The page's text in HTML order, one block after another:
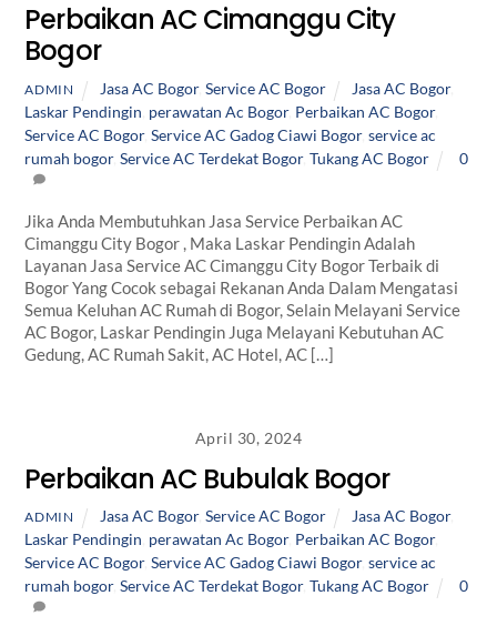
Perbaikan AC Cimanggu City
Bogor
ADMIN Jasa AC Bogor, Service AC Bogor Jasa AC Bogor,
Laskar Pendingin perawatan Ac Bogor, Perbaikan AC Bogor,
Service AC Bogor,Service AC Gadog Ciawi Bogor,service ac
rumah bogor,Service AC Terdekat Bogor,Tukang AC Bogor 0
Jika Anda Membutuhkan Jasa Service Perbaikan AC
Cimanggu City Bogor , Maka Laskar Pendingin Adalah
Layanan Jasa Service AC Cimanggu City Bogor Terbaik di
Bogor Yang Cocok sebagai Rekanan Anda Dalam Mengatasi
Semua Keluhan AC Rumah di Bogor, Selain Melayani Service
AC Bogor, Laskar Pendingin Juga Melayani Kebutuhan AC
Gedung, AC Rumah Sakit, AC Hotel, AC […]
April 30, 2024
Perbaikan AC Bubulak Bogor
ADMIN Jasa AC Bogor, Service AC Bogor Jasa AC Bogor,
Laskar Pendingin perawatan Ac Bogor, Perbaikan AC Bogor,
Service AC Bogor,Service AC Gadog Ciawi Bogor,service ac
rumah bogor,Service AC Terdekat Bogor,Tukang AC Bogor 0